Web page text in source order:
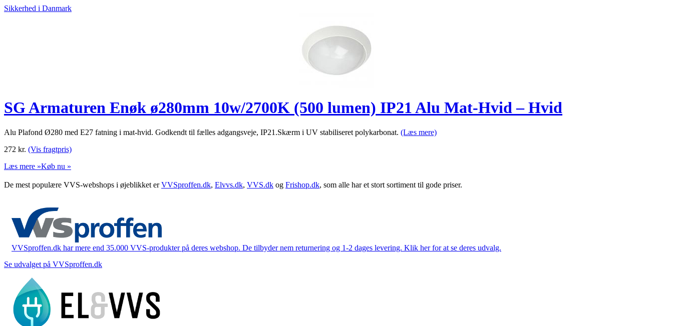
Sikkerhed i Danmark
SG Armaturen Enøk ø280mm 10w/2700K (500 lumen) IP21 Alu Mat-Hvid – Hvid
Alu Plafond Ø280 med E27 fatning i mat-hvid. Godkendt til fælles adgangsveje, IP21.Skærm i UV stabiliseret polykarbonat. (Læs mere)
272 kr. (Vis fragtpris)
Læs mere »Køb nu »
De mest populære VVS-webshops i øjeblikket erVVSproffen.dk, Elvvs.dk, VVS.dk og Frishop.dk, som alle har et stort sortiment til gode priser.
VVSproffen.dk har mere end 35.000 VVS-produkter på deres webshop. De tilbyder nem returnering og 1-2 dages levering. Klik her for at se deres udvalg.
Se udvalget på VVSproffen.dk